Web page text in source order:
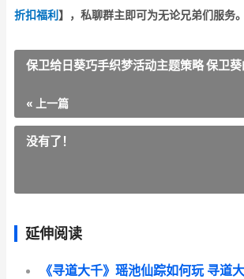
折扣福利 】 ，私聊群主即可为无论兄弟们服务。
保卫给日葵巧手织梦活动主题策略 保卫
« 上一篇
没有了！
延伸阅读